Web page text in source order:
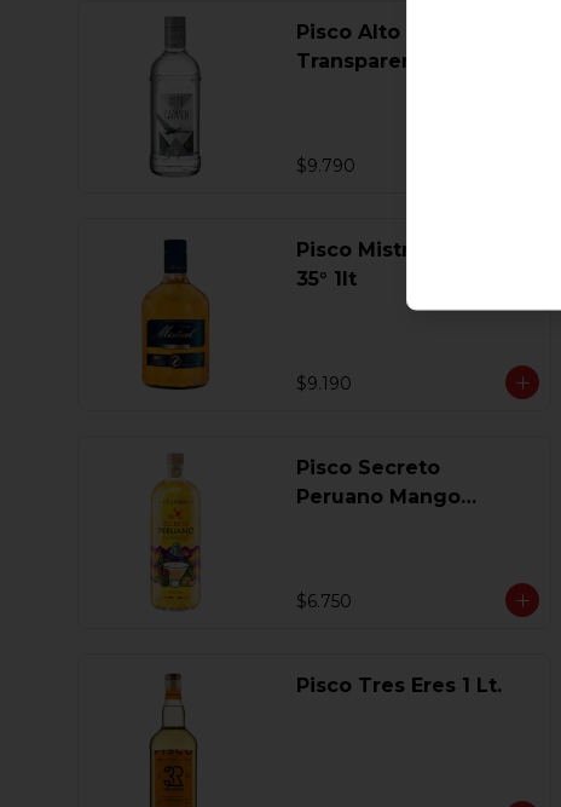
Pisco Alto Del Carmen
Transparente 40° 750
$9.790
Pisco Mistral Especial
35° 1lt
$9.190
Pisco Secreto
Peruano Mango
$6.750
Pisco Tres Eres 1 Lt.